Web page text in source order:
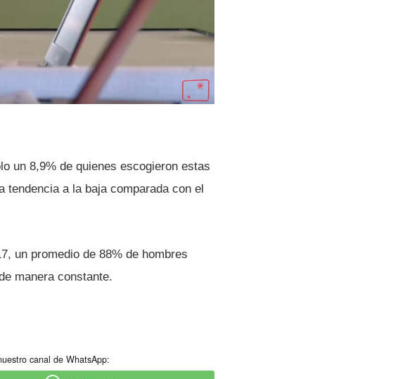
un 8,9% de quienes escogieron estas
a la baja comparada con el
un promedio de 88% de hombres
manera constante.
canal de WhatsApp: